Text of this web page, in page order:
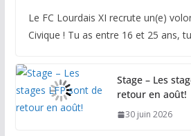
Le FC Lourdais XI recrute un(e)
Civique ! Tu as entre 16 et 25 ans,
Stage – Les
retour en août!
30 juin 2026